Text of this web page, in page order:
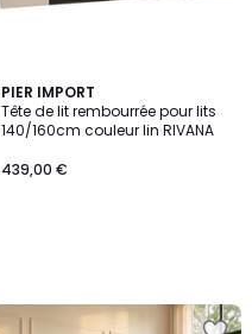
PIER IMPORT
Tête de lit rembourrée pour lits
140/160cm couleur lin RIVANA
439,00 €